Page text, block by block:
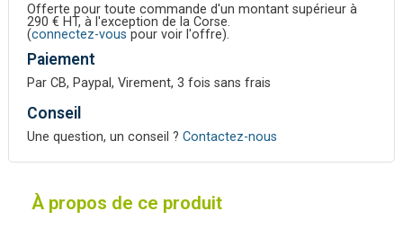
Offerte pour toute commande d'un montant supérieur à
290 € HT, à l'exception de la Corse.
(connectez-vous pour voir l'offre).
Paiement
Par CB, Paypal, Virement, 3 fois sans frais
Conseil
Une question, un conseil ? Contactez-nous
À propos de ce produit